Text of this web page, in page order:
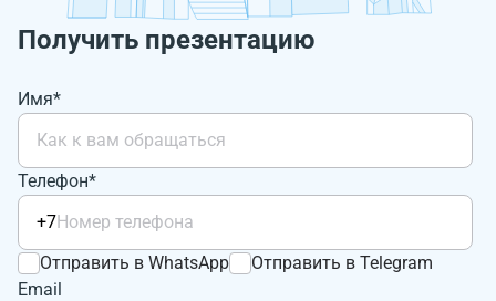
Получить презентацию
Имя*
Телефон*
+7
Отправить в WhatsApp
Отправить в Telegram
Email